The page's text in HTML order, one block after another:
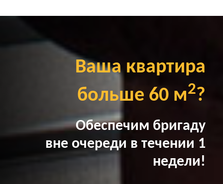
Ваша квартира
больше 60 м2?
Обеспечим бригаду
вне очереди в течении 1
недели!